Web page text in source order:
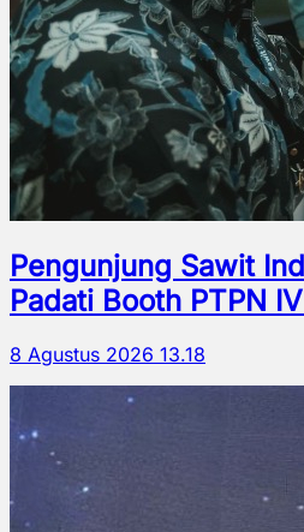
Pengunjung Sawit
Padati Booth PTPN
8 Agustus 2026 13.18